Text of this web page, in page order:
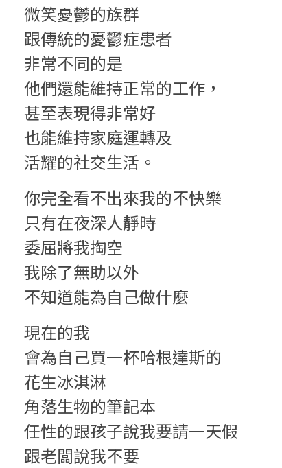
微笑憂鬱的族群
跟傳統的憂鬱症患者
非常不同的是
他們還能維持正常的工作，
甚至表現得非常好
也能維持家庭運轉及
活耀的社交生活。
你完全看不出來我的不快樂
只有在夜深人靜時
委屈將我掏空
我除了無助以外
不知道能為自己做什麼
現在的我
會為自己買一杯哈根達斯的
花生冰淇淋
角落生物的筆記本
任性的跟孩子說我要請一天假
跟老闆說我不要